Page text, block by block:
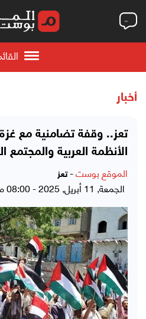
أخبار
تعز.. وقفة تضامنية مع
الأنظمة العربية والمجتمع
الموقع بوست-تعز
الجمعة, 11 أبريل, 2025 - 08:00 مساءً